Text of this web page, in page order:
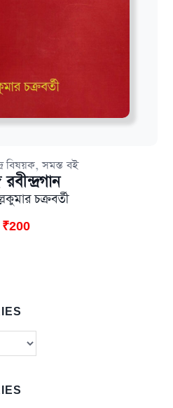
বিষয়ক,সমস্ত বই
রবীন্দ্রগান
চক্রবর্তী
₹200